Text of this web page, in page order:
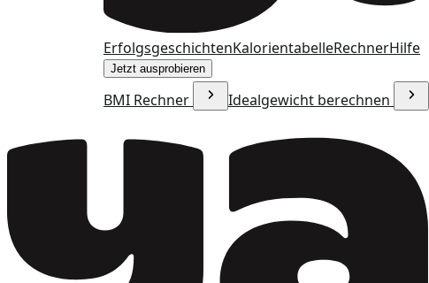
ErfolgsgeschichtenKalorientabelleRechnerHilfe
Jetzt ausprobieren
BMI Rechner Idealgewicht berechnen